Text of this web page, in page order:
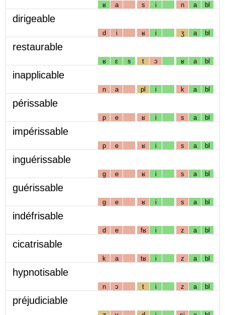
ʁ a s i n a bl
dirigeable
d i ʁ i ʒ a bl
restaurable
ʁ ɛ s t ɔ ʁ a bl
inapplicable
n a pl i k a bl
périssable
p e ʁ i s a bl
impérissable
p e ʁ i s a bl
inguérissable
g e ʁ i s a bl
guérissable
g e ʁ i s a bl
indéfrisable
d e fʁ i z a bl
cicatrisable
k a tʁ i z a bl
hypnotisable
n ɔ t i z a bl
préjudiciable